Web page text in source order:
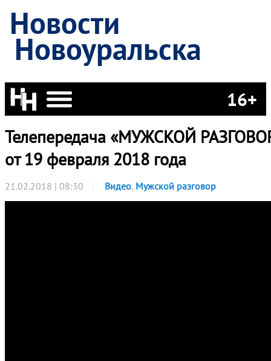
Новости
Новоуральска
16+
Телепередача «МУЖСКОЙ
от 19 февраля 2018 года
21.02.2018 | 08:30 Видео, Мужской разговор